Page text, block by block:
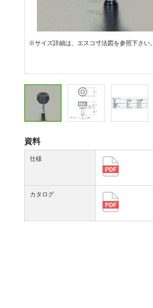
※サイズ詳細は、エスコ寸法図を参照下さい。
資料
仕様
カタログ